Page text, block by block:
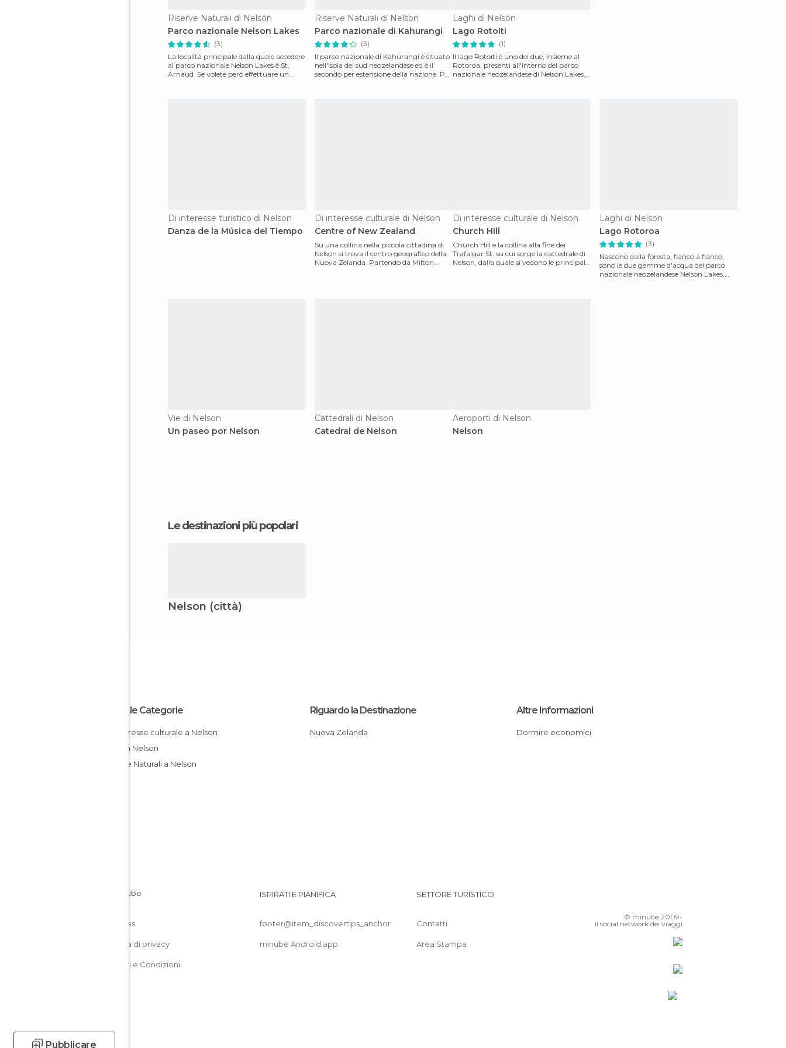
Pubblicare
Riserve Naturali di Nelson
Parco nazionale Nelson Lakes
(3)
La località principale dalla quale accedere
al parco nazionale Nelson Lakes è St.
Arnaud. Se volete però effettuare un
Riserve Naturali di Nelson
Parco nazionale di Kahurangi
(3)
Il parco nazionale di Kahurangi è situato
nell'isola del sud neozelandese ed è il
secondo per estensione della nazione. Per
Laghi di Nelson
Lago Rotoiti
(1)
Il lago Rotoiti è uno dei due, insieme al
Rotoroa, presenti all'interno del parco
nazionale neozelandese di Nelson Lakes.
Di interesse turistico di Nelson
Danza de la Música del Tiempo
Di interesse culturale di Nelson
Centre of New Zealand
Su una collina nella piccola cittadina di
Nelson si trova il centro geografico della
Nuova Zelanda. Partendo da Milton
Di interesse culturale di Nelson
Church Hill
Church Hill e la collina alla fine dei
Trafalgar St. su cui sorge la cattedrale di
Nelson, dalla quale si vedono le principali
Laghi di Nelson
Lago Rotoroa
(3)
Nascono dalla foresta, fianco a fianco,
sono le due gemme d'acqua del parco
nazionale neozelandese Nelson Lakes,
Vie di Nelson
Un paseo por Nelson
Cattedrali di Nelson
Catedral de Nelson
Aeroporti di Nelson
Nelson
Le destinazioni più popolari
Nelson (città)
Tutte le Categorie
Di interesse culturale a Nelson
Laghi a Nelson
Riserve Naturali a Nelson
Riguardo la Destinazione
Nuova Zelanda
Altre Informazioni
Dormire economici
Cookies
Politica di privacy
Termini e Condizioni
ISPIRATI E PIANIFICA
footer@item_discovertips_anchor
minube Android app
SETTORE TURISTICO
Contatti
Area Stampa
© minube 2009-
il social network dei viaggi